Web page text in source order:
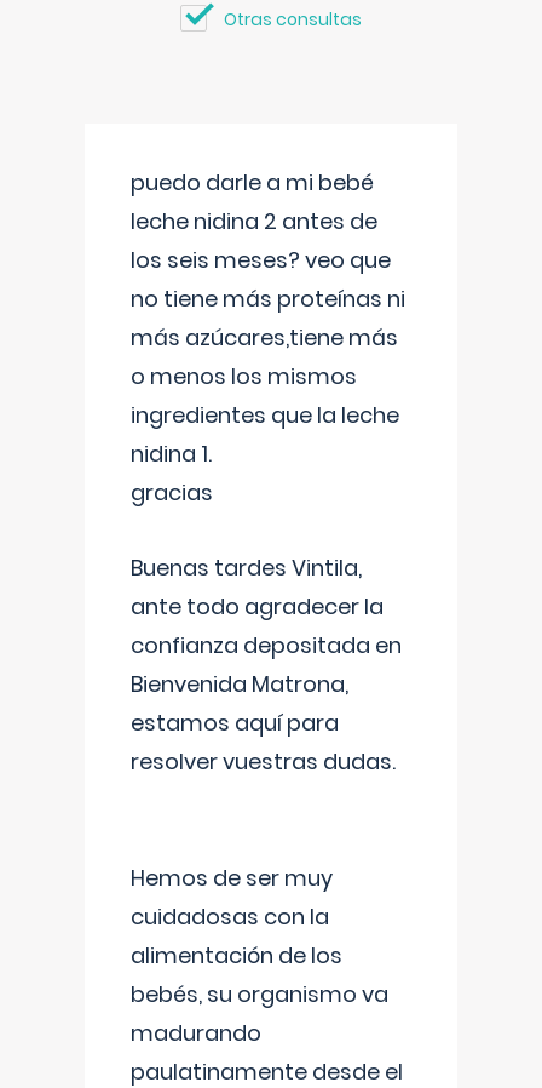
Otras consultas
puedo darle a mi bebé
leche nidina 2 antes de
los seis meses? veo que
no tiene más proteínas ni
más azúcares,tiene más
o menos los mismos
ingredientes que la leche
nidina 1.
gracias
Buenas tardes Vintila,
ante todo agradecer la
confianza depositada en
Bienvenida Matrona,
estamos aquí para
resolver vuestras dudas.
Hemos de ser muy
cuidadosas con la
alimentación de los
bebés, su organismo va
madurando
paulatinamente desde el